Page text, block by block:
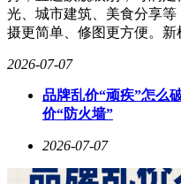
光、城市建筑、美食分享
摄更简单、修图更方便。
2026-07-07
品牌乱价“顽疾”怎么
价“防火墙”
2026-07-07